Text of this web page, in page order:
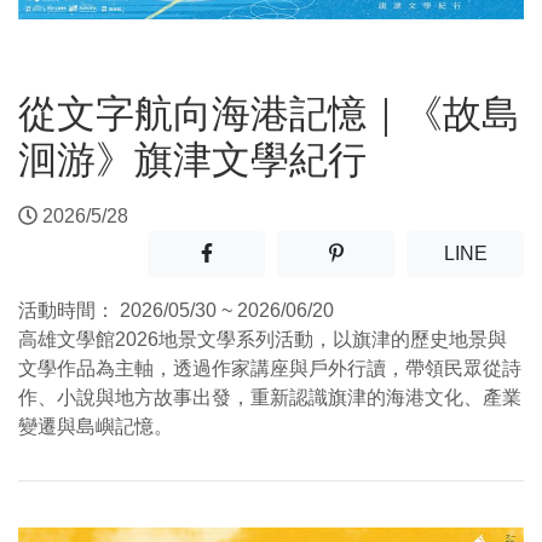
從文字航向海港記憶｜《故島
洄游》旗津文學紀行
2026/5/28
分享至facebook(另開新視窗)
分享至噗浪(另開新視窗)
LINE(另開
活動時間：
2026/05/30 ~ 2026/06/20
高雄文學館2026地景文學系列活動，以旗津的歷史地景與
文學作品為主軸，透過作家講座與戶外行讀，帶領民眾從詩
作、小說與地方故事出發，重新認識旗津的海港文化、產業
變遷與島嶼記憶。